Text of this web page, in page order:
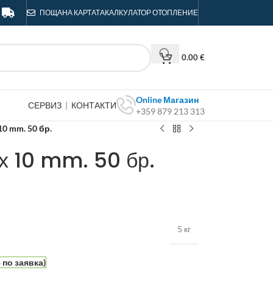
ПОЩАНА КАРТАТАКАЛКУЛАТОР ОТОПЛЕНИЕ
0.00€
СЕРВИЗ | КОНТАКТИ
Online Магазин
+359 879 213 313
mm. 50 бр.
10 mm. 50 бр.
5 кг
заявка)